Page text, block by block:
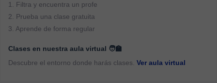
1. Filtra y encuentra un profe
2. Prueba una clase gratuita
3. Aprende de forma regular
Clases en nuestra aula virtual 🧑‍🏫
Descubre el entorno donde harás clases. Ver aula virtual